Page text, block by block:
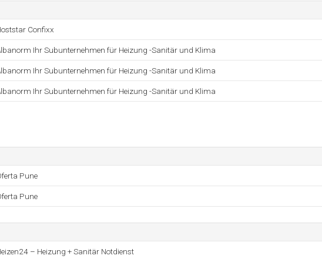
Confixx
Ihr Subunternehmen für Heizung -Sanitär und Klima
Ihr Subunternehmen für Heizung -Sanitär und Klima
Ihr Subunternehmen für Heizung -Sanitär und Klima
Pune
Pune
– Heizung + Sanitär Notdienst